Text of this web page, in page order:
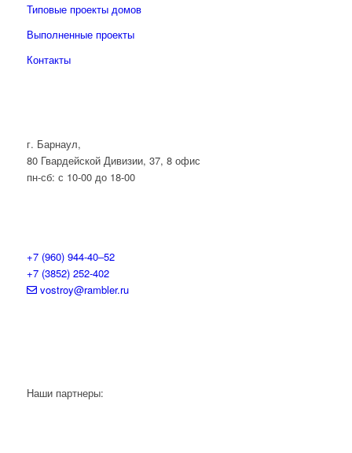
Типовые проекты домов
Выполненные проекты
Контакты
г. Барнаул,
80 Гвардейской Дивизии, 37, 8 офис
пн-сб: с 10-00 до 18-00
+7 (960) 944-40‒52
+7 (3852) 252-402
vostroy@rambler.ru
Наши партнеры: